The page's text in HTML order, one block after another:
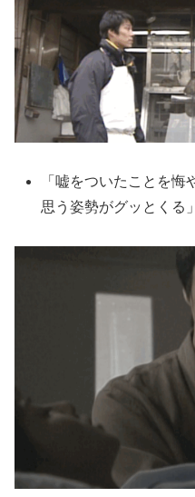
「嘘をついたことを
思う姿勢がグッとくる」